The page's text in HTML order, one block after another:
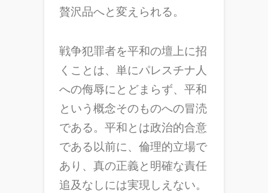
贅沢品へと変えられる。
戦争犯罪者を平和の壇上に招
くことは、単にパレスチナ人
への侮辱にとどまらず、平和
という概念そのものへの冒涜
である。平和とは政治的合意
である以前に、倫理的立場で
あり、真の正義と明確な責任
追及なしには実現しえない。